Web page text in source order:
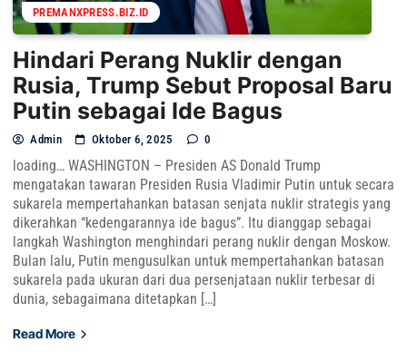
PREMANXPRESS.BIZ.ID
Hindari Perang Nuklir dengan
Rusia, Trump Sebut Proposal Baru
Putin sebagai Ide Bagus
Admin Oktober 6, 2025 0
loading… WASHINGTON – Presiden AS Donald Trump
mengatakan tawaran Presiden Rusia Vladimir Putin untuk secara
sukarela mempertahankan batasan senjata nuklir strategis yang
dikerahkan “kedengarannya ide bagus”. Itu dianggap sebagai
langkah Washington menghindari perang nuklir dengan Moskow.
Bulan lalu, Putin mengusulkan untuk mempertahankan batasan
sukarela pada ukuran dari dua persenjataan nuklir terbesar di
dunia, sebagaimana ditetapkan […]
Read More